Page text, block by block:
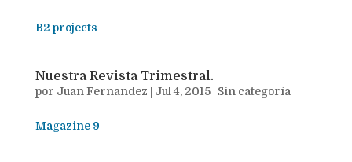
B2 projects
Nuestra Revista Trimestral.
por Juan Fernandez Jul 4, 2015| Sin categoría
Magazine 9